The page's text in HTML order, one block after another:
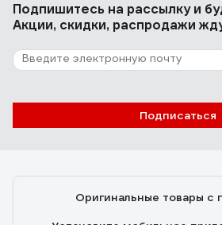
Подпишитесь на рассылкуи
Акции, скидки, распродажи
Подписаться
Оригинальные товары с